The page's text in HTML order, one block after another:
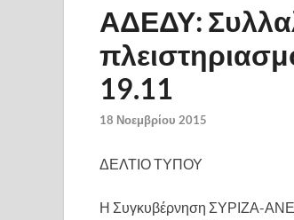
ΑΔΕΔΥ:
19.11
18 Νοεμβρίου 2015
ΔΕΛΤΙΟ ΤΥΠΟΥ
Η Συγκυβέρνηση ΣΥΡΙΖΑ-ΑΝΕΛ